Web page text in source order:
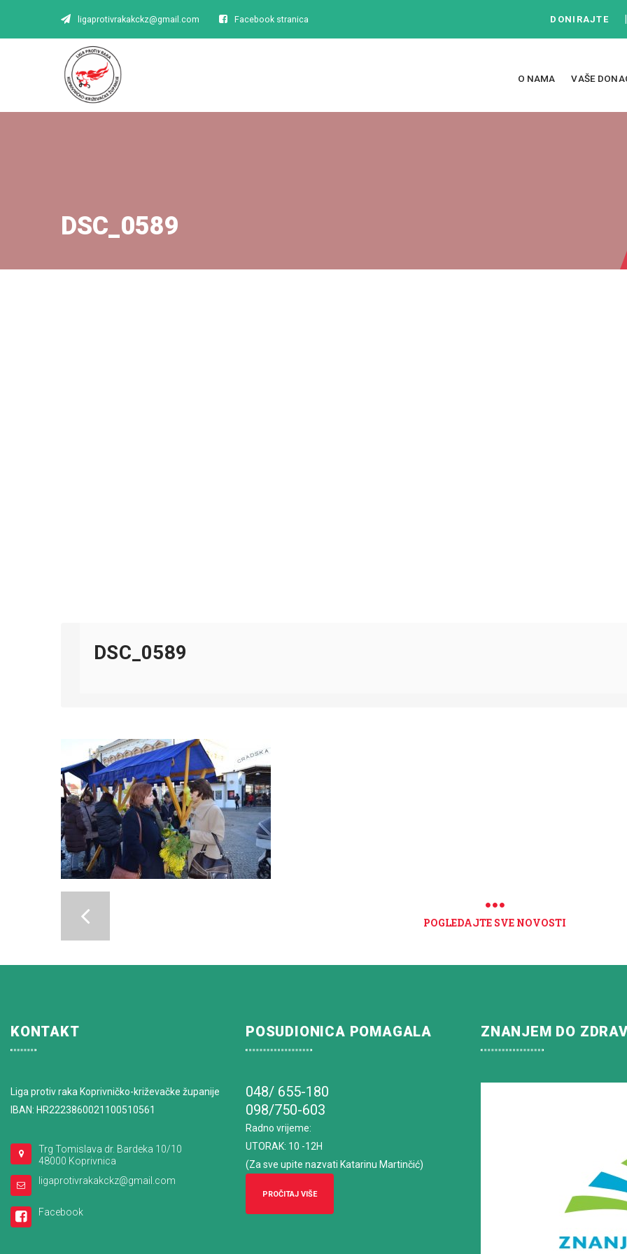
ligaprotivrakakckz@gmail.com Facebook stranica DONIRAJTE
O NAMA VAŠE
DSC_0589
DSC_0589
POGLEDAJTE SVE NOVOSTI
KONTAKT
Liga protiv raka Koprivničko-križevačke županije
IBAN: HR2223860021100510561
Trg Tomislava dr. Bardeka 10/10
48000 Koprivnica
ligaprotivrakakckz@gmail.com
Facebook
POSUDIONICA POMAGALA
048/ 655-180
098/750-603
Radno vrijeme:
UTORAK: 10 -12H
(Za sve upite nazvati Katarinu Martinčić)
PROČITAJ VIŠE
ZNANJEM DO